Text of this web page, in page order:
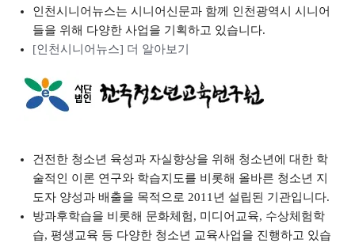
인천시니어뉴스는 시니어신문과 함께 인천광역시 시니어
들을 위해 다양한 사업을 기획하고 있습니다.
[인천시니어뉴스] 더 알아보기
건전한 청소년 육성과 자실향상을 위해 청소년에 대한 학
술적인 이론 연구와 학습지도를 비롯해 올바른 청소년 지
도자 양성과 배출을 목적으로 2011년 설립된 기관입니다.
방과후학습을 비롯해 문화체험, 미디어교육, 수상체험학
습, 평생교육 등 다양한 청소년 교육사업을 진행하고 있습